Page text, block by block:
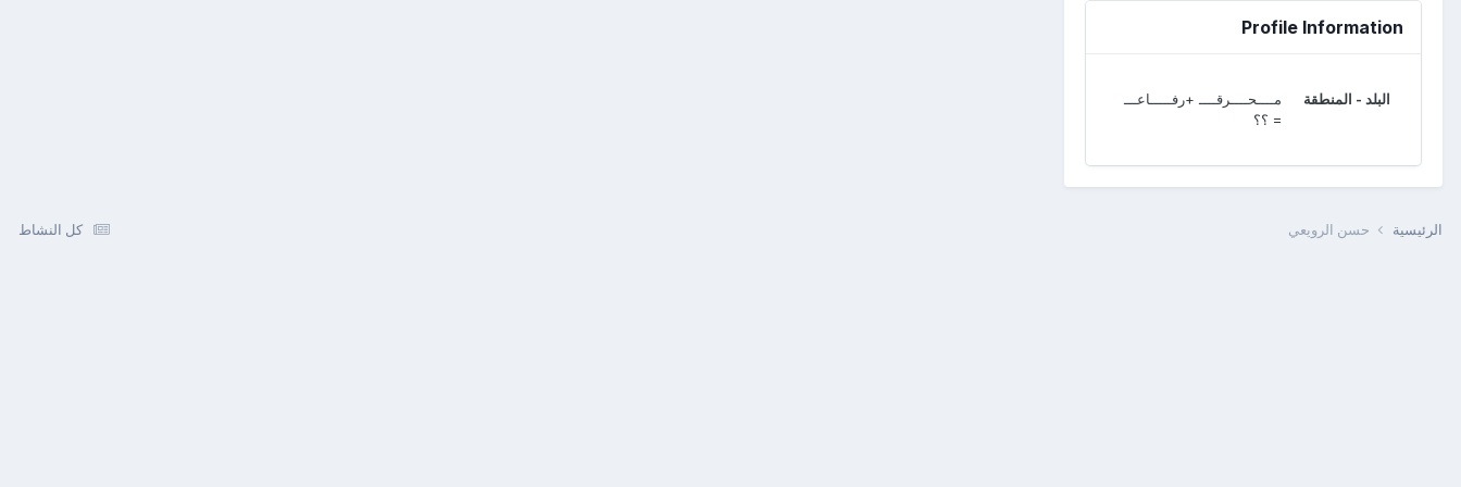
Profile Information
البلد - المنطقة
مــــحــــرقــــ +رفـــــاعـــ
= ؟؟
كل النشاط الرئيسية حسن الرويعي